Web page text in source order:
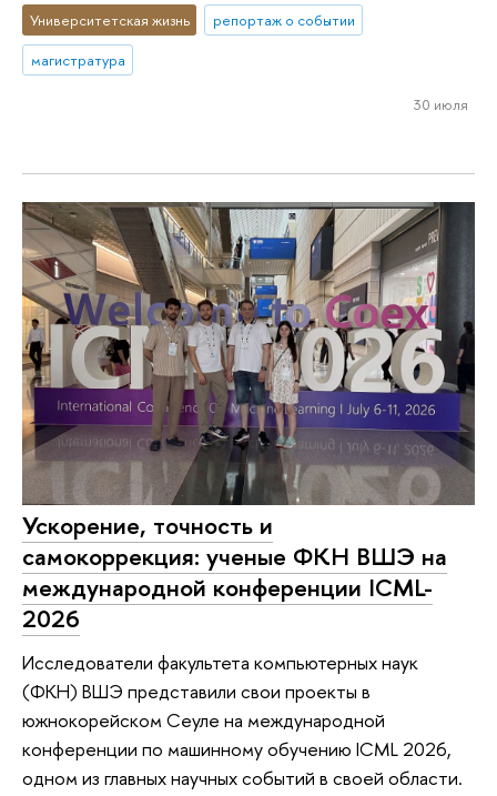
Университетская жизнь
репортаж о событии
магистратура
30 июля
Ускорение, точность и
самокоррекция: ученые ФКН ВШЭ на
международной конференции ICML-
2026
Исследователи факультета компьютерных наук
(ФКН) ВШЭ представили свои проекты в
южнокорейском Сеуле на международной
конференции по машинному обучению ICML 2026,
одном из главных научных событий в своей области.